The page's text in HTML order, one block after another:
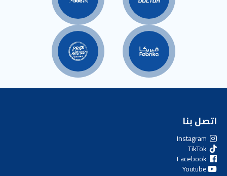
اتصل بنا
Instagram
TikTok
Facebook
Youtube